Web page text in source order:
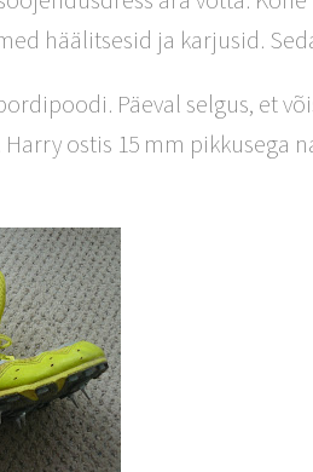
häälitsesid ja karjusid.
Päeval selgus, et
ostis 15 mm pikkusega